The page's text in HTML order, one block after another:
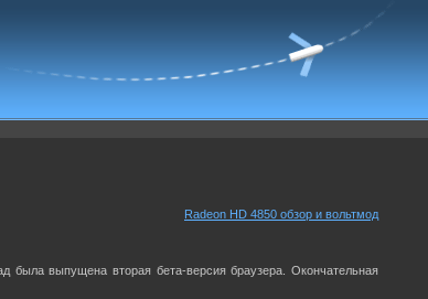
Radeon HD 4850 обзор и вольтмод
выпущена вторая бета-версия браузера. Окончательная